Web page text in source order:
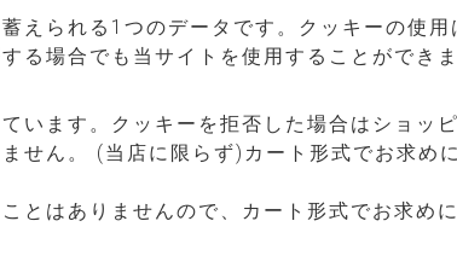
えられる1つのデータです。クッキーの使用
る場合でも当サイトを使用することができま
います。クッキーを拒否した場合はショッ
せん。 (当店に限らず)カート形式でお求め
とはありませんので、カート形式でお求め